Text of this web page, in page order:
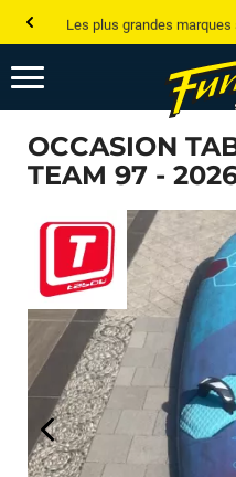
Les plus grandes
Jusqu’à -75% de remise
💰 Meilleur prix garanti —
Besoin de conseils de pro
OCCASION
TEAM 97 -